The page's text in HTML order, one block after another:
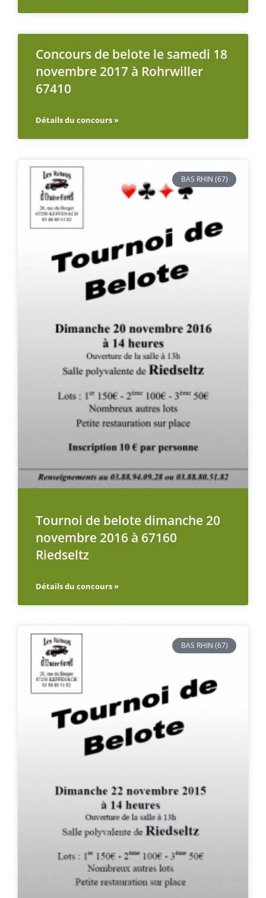
Concours de belote le samedi 18
novembre 2017 à Rohrwiller
67410
Détails du concours »
BAS RHIN (67)
Tournoi de belote dimanche 20
novembre 2016 à 67160
Riedseltz
Détails du concours »
BAS RHIN (67)